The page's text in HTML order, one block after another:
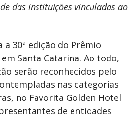
das instituições vinculadas ao
30ª edição do Prêmio
Santa Catarina. Ao todo,
serão reconhecidos pelo
nas categorias
no Favorita Golden Hotel
de entidades